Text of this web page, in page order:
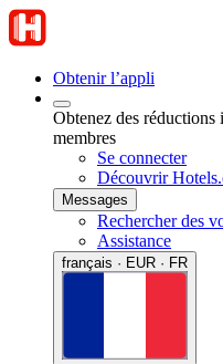
Obtenir l’appli
Obtenez des réductions
membres
Se connecter
Découvrir
Messages
Rechercher des
Assistance
français · EUR · FR